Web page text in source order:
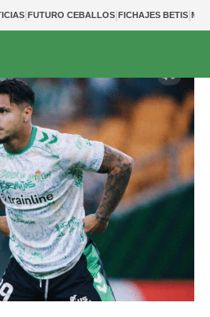
|FUTURO CEBALLOS|FICHAJES BETIS|